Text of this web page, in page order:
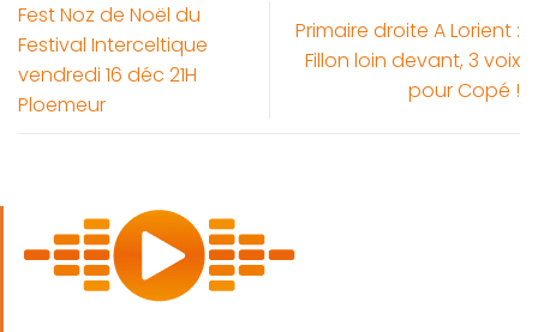
Fest Noz de Noël du
Festival Interceltique
vendredi 16 déc 21H
Ploemeur
Primaire droite A Lorient :
Fillon loin devant, 3 voix
pour Copé !